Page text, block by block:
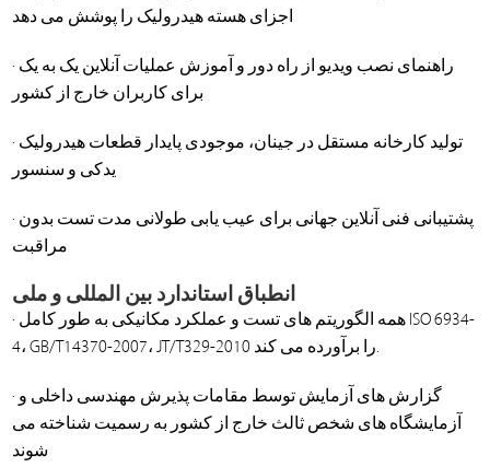
اجزای هسته هیدرولیک را پوشش می دهد
· راهنمای نصب ویدیو از راه دور و آموزش عملیات آنلاین یک به یک
برای کاربران خارج از کشور
· تولید کارخانه مستقل در جینان، موجودی پایدار قطعات هیدرولیک
یدکی و سنسور
· پشتیبانی فنی آنلاین جهانی برای عیب یابی طولانی مدت تست بدون
مراقبت
انطباق استاندارد بین المللی و ملی
· همه الگوریتم های تست و عملکرد مکانیکی به طور کامل ISO 6934-
4، GB/T14370-2007، JT/T329-2010 را برآورده می کند.
· گزارش های آزمایش توسط مقامات پذیرش مهندسی داخلی و
آزمایشگاه های شخص ثالث خارج از کشور به رسمیت شناخته می
شوند